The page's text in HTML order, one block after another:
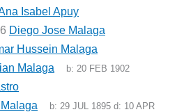
Isabel Apuy
6 Diego Jose Malaga
Hussein Malaga
Malaga b:20 FEB 1902
b:29 JUL 1895 d: 10 APR